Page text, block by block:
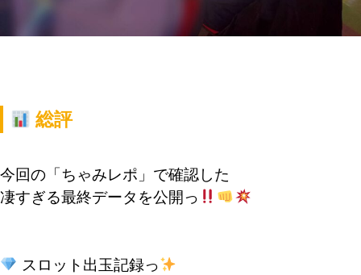
総評
今回の「ちゃみレポ」で確認した
凄すぎる最終データを公開っ
スロット出玉記録っ